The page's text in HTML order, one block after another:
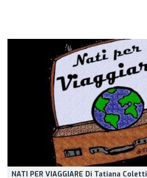
NATI PER VIAGGIARE Di Tatiana Coletti